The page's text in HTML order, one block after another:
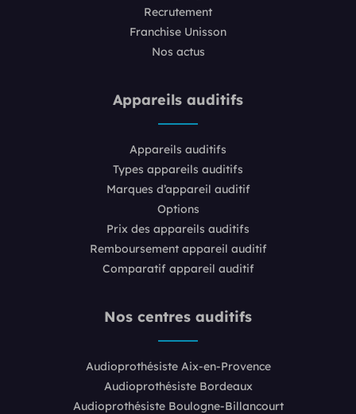
Recrutement
Franchise Unisson
Nos actus
Appareils auditifs
Appareils auditifs
Types appareils auditifs
Marques d’appareil auditif
Options
Prix des appareils auditifs
Remboursement appareil auditif
Comparatif appareil auditif
Nos centres auditifs
Audioprothésiste Aix-en-Provence
Audioprothésiste Bordeaux
Audioprothésiste Boulogne-Billancourt